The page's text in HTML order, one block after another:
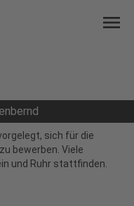
menu
sich für die
bewerben. Viele
und Ruhr stattfinden.